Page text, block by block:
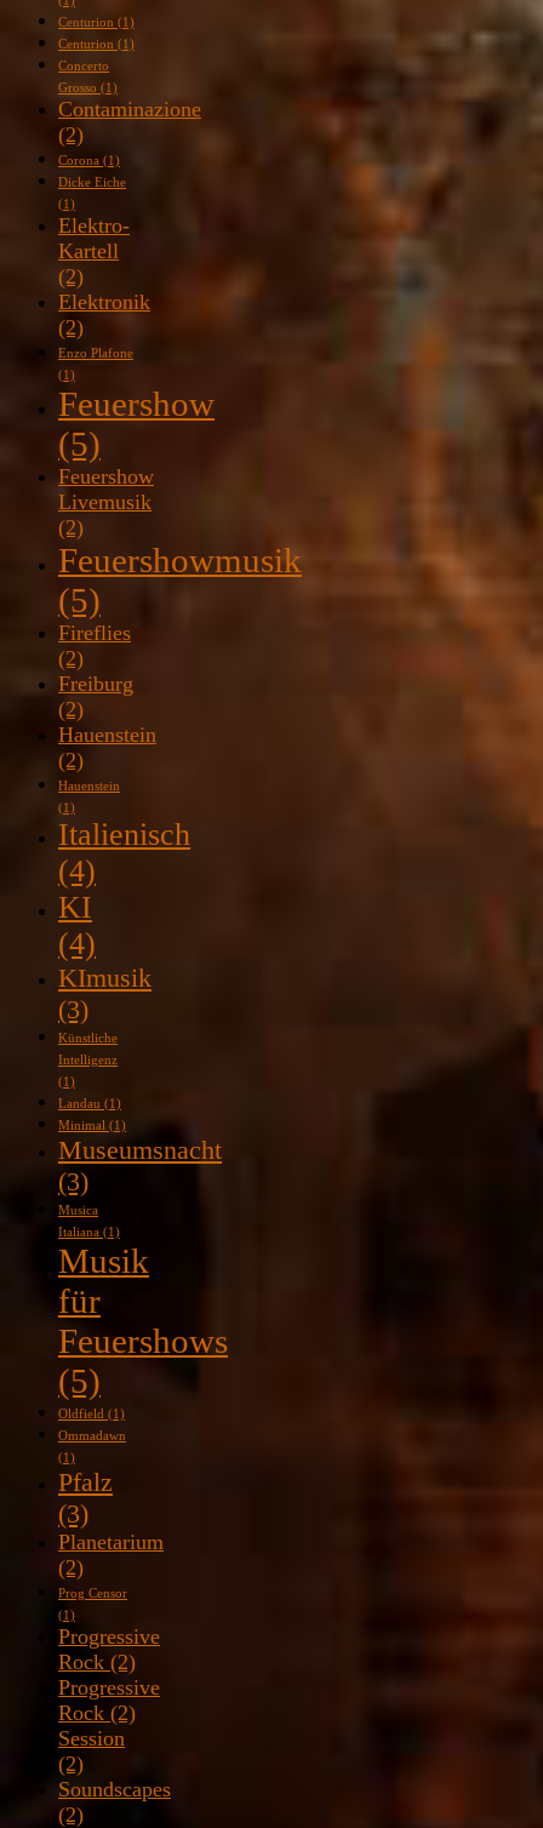
Centurion (1)
Centurion (1)
Concerto
Grosso (1)
Contaminazione
(2)
Corona (1)
Dicke Eiche
(1)
Elektro-
Kartell
(2)
Elektronik
(2)
Enzo Plafone
(1)
Feuershow
(5)
Feuershow
Livemusik
(2)
Feuershowmusik
(5)
Fireflies
(2)
Freiburg
(2)
Hauenstein
(2)
Hauenstein
(1)
Italienisch
(4)
KI
(4)
KImusik
(3)
Künstliche
Intelligenz
(1)
Landau (1)
Minimal (1)
Museumsnacht
(3)
Musica
Italiana (1)
Musik
für
Feuershows
(5)
Oldfield (1)
Ommadawn
(1)
Pfalz
(3)
Planetarium
(2)
Prog Censor
(1)
Progressive
Rock (2)
Progressive
Rock (2)
Session
(2)
Soundscapes
(2)